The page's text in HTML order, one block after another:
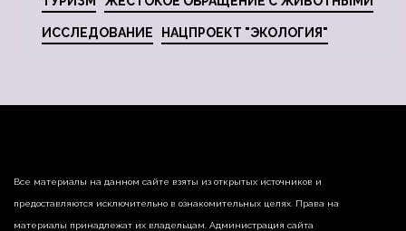
ИССЛЕДОВАНИЕ НАЦПРОЕКТ "ЭКОЛОГИЯ"
Все материалы на данном сайте взяты из открытых источников и
предоставляются исключительно в ознакомительных целях. Права на
материалы принадлежат их владельцам. Администрация сайта